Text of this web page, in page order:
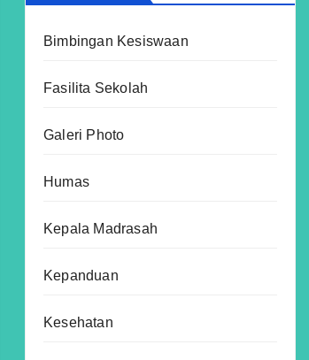
Bimbingan Kesiswaan
Fasilita Sekolah
Galeri Photo
Humas
Kepala Madrasah
Kepanduan
Kesehatan